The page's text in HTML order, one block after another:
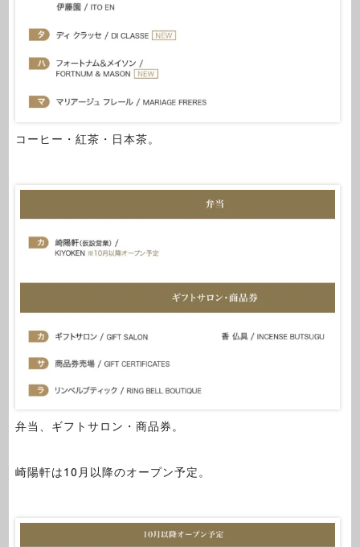
コーヒー・紅茶・日本茶。
弁当、ギフトサロン・商品券。
崎陽軒は10月以降のオープン予定。